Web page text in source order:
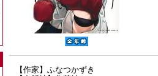
【作家】ふなつかずき